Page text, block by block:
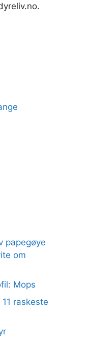
papegøye
om
Mops
11 raskeste